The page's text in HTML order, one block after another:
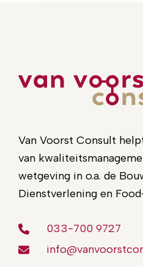
Van Voorst Consult
van
wetgeving in o.a. de
Dienstverlening en
033-700 9727